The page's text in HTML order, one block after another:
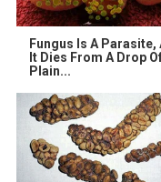
Fungus Is A Parasite,
It Dies From A Drop
Plain...